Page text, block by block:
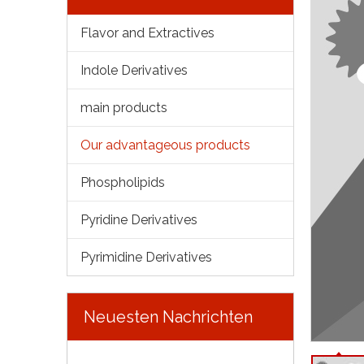
Flavor and Extractives
Indole Derivatives
main products
Our advantageous products
Phospholipids
Pyridine Derivatives
Pyrimidine Derivatives
Neuesten Nachrichten